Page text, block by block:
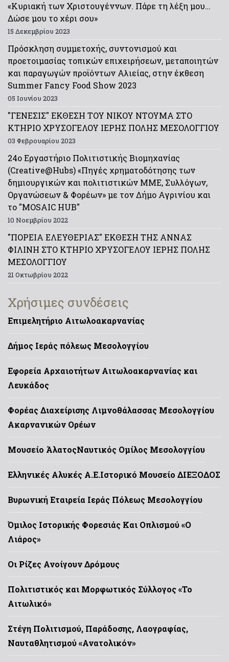
«Κυριακή των Χριστουγέννων. Πάρε τη λέξη μου…
Δώσε μου το χέρι σου»
15 Δεκεμβρίου 2023
Πρόσκληση συμμετοχής, συντονισμού και
προετοιμασίας τοπικών επιχειρήσεων, μεταποιητών
και παραγωγών προϊόντων Αλιείας, στην έκθεση
Summer Fancy Food Show 2023
05 Ιουνίου 2023
"ΓΕΝΕΣΙΣ" ΕΚΘΕΣΗ ΤΟΥ ΝΙΚΟΥ ΝΤΟΥΜΑ ΣΤΟ
ΚΤΗΡΙΟ ΧΡΥΣΟΓΕΛΟΥ ΙΕΡΗΣ ΠΟΛΗΣ ΜΕΣΟΛΟΓΓΙΟΥ
03 Φεβρουαρίου 2023
24ο Εργαστήριο Πολιτιστικής Βιομηχανίας
(Creative@Hubs) «Πηγές χρηματοδότησης των
δημιουργικών και πολιτιστικών ΜΜΕ, Συλλόγων,
Οργανώσεων & Φορέων» με τον Δήμο Αγρινίου και
το "MOSAIC HUB"
10 Νοεμβρίου 2022
"ΠΟΡΕΙΑ ΕΛΕΥΘΕΡΙΑΣ" ΕΚΘΕΣΗ ΤΗΣ ΑΝΝΑΣ
ΦΙΛΙΝΗ ΣΤΟ ΚΤΗΡΙΟ ΧΡΥΣΟΓΕΛΟΥ ΙΕΡΗΣ ΠΟΛΗΣ
ΜΕΣΟΛΟΓΓΙΟΥ
21 Οκτωβρίου 2022
Χρήσιμες συνδέσεις
Επιμελητήριο Αιτωλοακαρνανίας
Δήμος Ιεράς πόλεως Μεσολογγίου
Εφορεία Αρχαιοτήτων Αιτωλοακαρνανίας και
Λευκάδος
Φορέας Διαχείρισης Λιμνοθάλασσας Μεσολογγίου
Ακαρνανικών Ορέων
Μουσείο ΆλατοςΝαυτικός Ομίλος Μεσολογγίου
Ελληνικές Αλυκές Α.Ε.Ιστορικό Μουσείο ΔΙΕΞΟΔΟΣ
Βυρωνική Εταιρεία Ιεράς Πόλεως Μεσολογγίου
Όμιλος Ιστορικής Φορεσιάς Και Οπλισμού «Ο
Λιάρος»
Οι Ρίζες Ανοίγουν Δρόμους
Πολιτιστικός και Μορφωτικός Σύλλογος «Το
Αιτωλικό»
Στέγη Πολιτισμού, Παράδοσης, Λαογραφίας,
Ναυταθλητισμού «Ανατολικόν»